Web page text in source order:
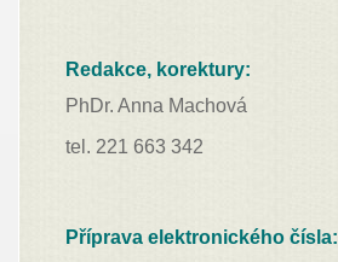
Redakce, korektury:
PhDr. Anna Machová
tel. 221 663 342
Příprava elektronického čísla: